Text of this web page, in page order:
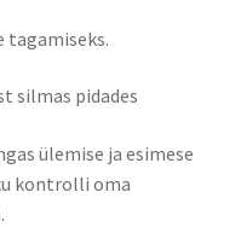
tagamiseks.
silmas pidades
ülemise ja esimese
kontrolli oma